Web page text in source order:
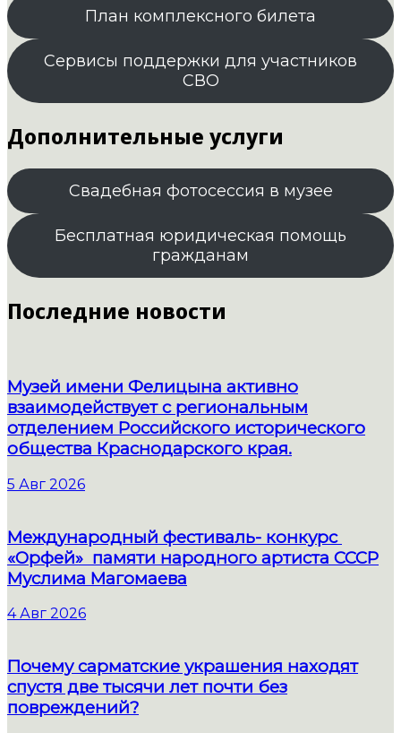
План комплексного билета
Сервисы поддержки для участников
СВО
Дополнительные услуги
Свадебная фотосессия в музее
Бесплатная юридическая помощь
гражданам
Последние новости
Музей имени Фелицына активно
взаимодействует с региональным
отделением Российского исторического
общества Краснодарского края.
5 Авг 2026
Международный фестиваль- конкурс
«Орфей» памяти народного артиста СССР
Муслима Магомаева
4 Авг 2026
Почему сарматские украшения находят
спустя две тысячи лет почти без
повреждений?